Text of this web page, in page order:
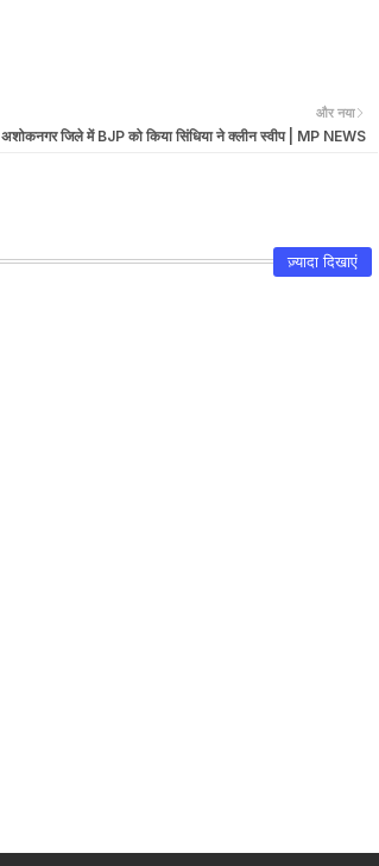
और नया
अशोकनगर जिले में BJP को किया सिंधिया ने क्लीन स्वीप | MP NEWS
ज़्यादा दिखाएं